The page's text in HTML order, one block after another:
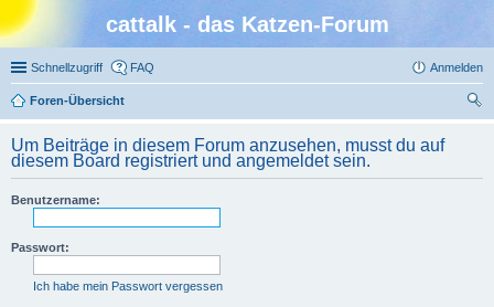
cattalk - das Katzen-Forum
Schnellzugriff FAQ Anmelden
Foren-Übersicht
Um Beiträge in diesem Forum anzusehen, musst du auf
diesem Board registriert und angemeldet sein.
Benutzername:
Passwort:
Ich habe mein Passwort vergessen